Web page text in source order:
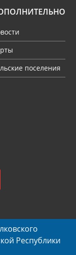
поселения
Республики